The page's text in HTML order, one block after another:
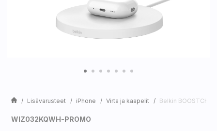
Lisävarusteet iPhone Virta ja kaapelit Belkin
WIZ032KQWH-PROMO